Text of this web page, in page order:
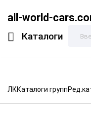
all-world-
Каталоги
ЛККаталоги групп